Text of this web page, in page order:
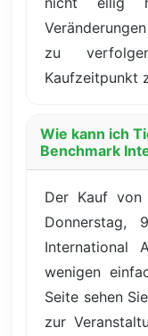
zu
Kaufzeitpunkt
Wie kann ich
Benchmark
Der Kauf von
Donnerstag,
International
wenigen
Seite sehen
zur